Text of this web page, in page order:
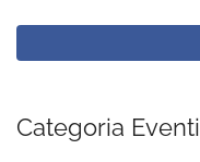
Categoria Eventi